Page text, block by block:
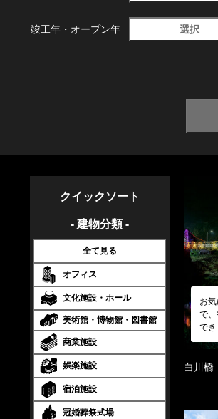
竣工年・ オープン年 選択
クイックソート
- 建物分類 -
全て見る
オフィス
文化施設・ホール
美術館・博物館・図書館
商業施設
娯楽施設
宿泊施設
冠婚葬祭式場
お
で
で
白川橋